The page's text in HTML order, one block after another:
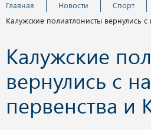
Главная Новости
Спорт
Калужские полиатлонисты вернулись
Калужские
вернулись с
первенства и